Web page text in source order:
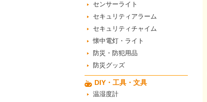
センサーライト
セキュリティアラーム
セキュリティチャイム
懐中電灯・ライト
防災・防犯用品
防災グッズ
DIY・工具・文具
温湿度計